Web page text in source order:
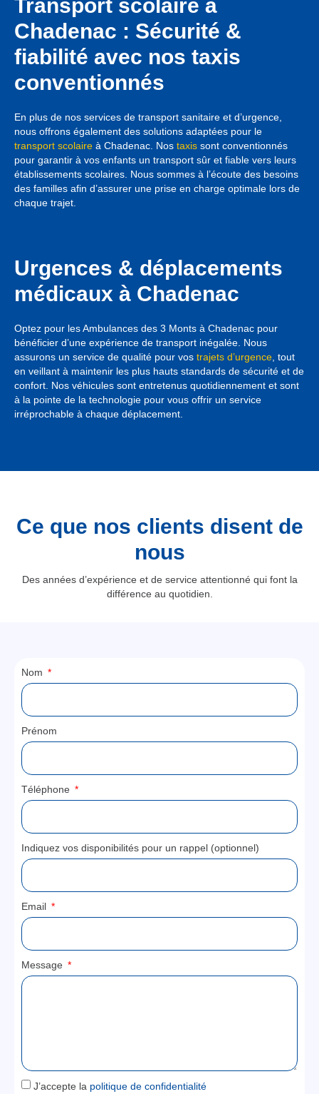
Transport scolaire à
Chadenac : Sécurité &
fiabilité avec nos taxis
conventionnés
En plus de nos services de transport sanitaire et d’urgence,
nous offrons également des solutions adaptées pour le
transport scolaire à Chadenac. Nos taxis sont conventionnés
pour garantir à vos enfants un transport sûr et fiable vers leurs
établissements scolaires. Nous sommes à l’écoute des besoins
des familles afin d’assurer une prise en charge optimale lors de
chaque trajet.
Urgences & déplacements
médicaux à Chadenac
Optez pour les Ambulances des 3 Monts à Chadenac pour
bénéficier d’une expérience de transport inégalée. Nous
assurons un service de qualité pour vos trajets d’urgence, tout
en veillant à maintenir les plus hauts standards de sécurité et de
confort. Nos véhicules sont entretenus quotidiennement et sont
à la pointe de la technologie pour vous offrir un service
irréprochable à chaque déplacement.
Ce que nos clients disent de
nous
Des années d’expérience et de service attentionné qui font la
différence au quotidien.
Nom
Prénom
Téléphone
Indiquez vos disponibilités pour un rappel (optionnel)
Email
Message
J’accepte la politique de confidentialité